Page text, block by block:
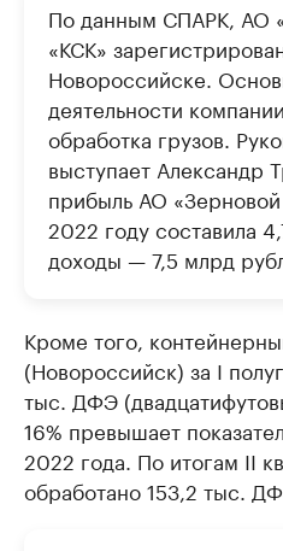
По данным СПАРК, АО
«КСК»
Новороссийске.
деятельности
обработка грузов.
выступает Александр
прибыль АО
2022 году составила
доходы — 7,5 млрд
Кроме того,
(Новороссийск) за I
тыс. ДФЭ
16% превышает
2022 года. По итогам II
обработано 153,2 тыс.